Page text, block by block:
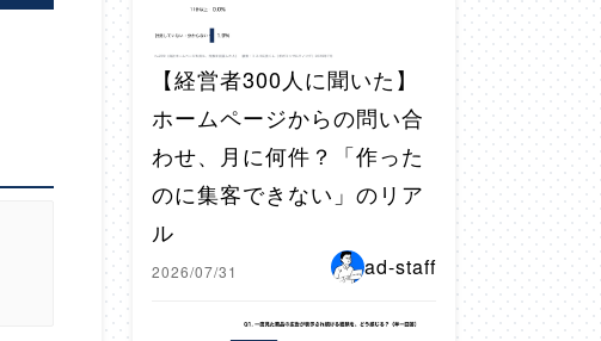
【経営者300人に聞いた】
ホームページからの問い合
わせ、月に何件？「作った
のに集客できない」のリア
ル
2026/07/31 ad-staff